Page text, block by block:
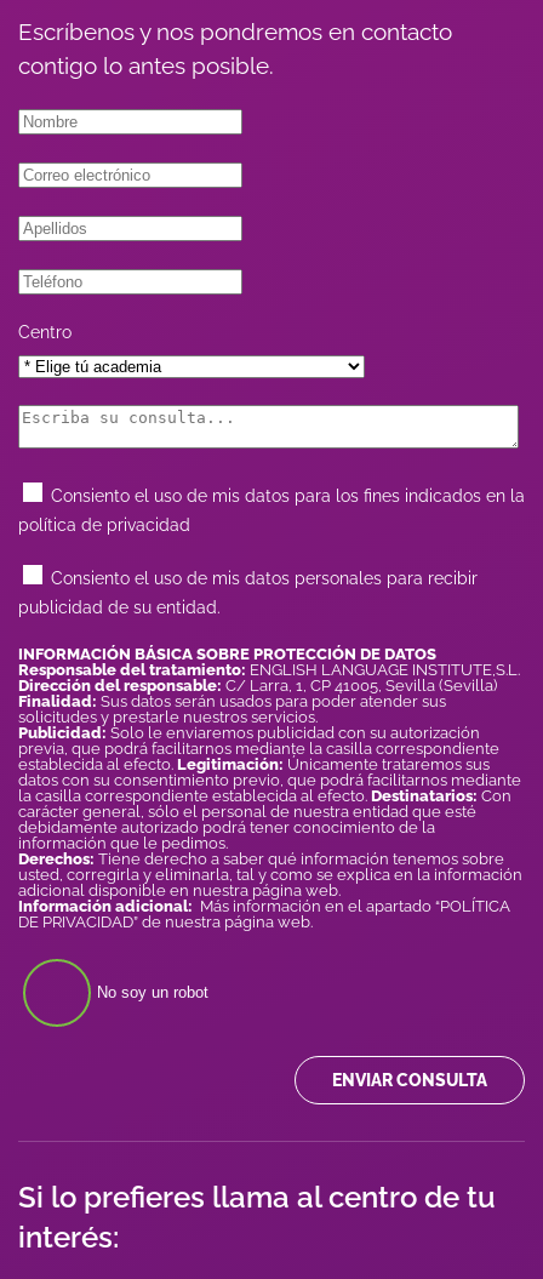
Escríbenos y nos pondremos en contacto
contigo lo antes posible.
Centro
Consiento el uso de mis datos para los fines indicados en la
política de privacidad
Consiento el uso de mis datos personales para recibir
publicidad de su entidad.
INFORMACIÓN BÁSICA SOBRE PROTECCIÓN DE DATOS
Responsable del tratamiento: ENGLISH LANGUAGE INSTITUTE,S.L.
Dirección del responsable: C/ Larra, 1, CP 41005, Sevilla (Sevilla)
Finalidad: Sus datos serán usados para poder atender sus
solicitudes y prestarle nuestros servicios.
Publicidad: Solo le enviaremos publicidad con su autorización
previa, que podrá facilitarnos mediante la casilla correspondiente
establecida al efecto. Legitimación: Únicamente trataremos sus
datos con su consentimiento previo, que podrá facilitarnos mediante
la casilla correspondiente establecida al efecto. Destinatarios: Con
carácter general, sólo el personal de nuestra entidad que esté
debidamente autorizado podrá tener conocimiento de la
información que le pedimos.
Derechos: Tiene derecho a saber qué información tenemos sobre
usted, corregirla y eliminarla, tal y como se explica en la información
adicional disponible en nuestra página web.
Información adicional: Más información en el apartado “POLÍTICA
DE PRIVACIDAD” de nuestra página web.
No soy un robot
ENVIAR CONSULTA
Si lo prefieres llama al centro de tu
interés: